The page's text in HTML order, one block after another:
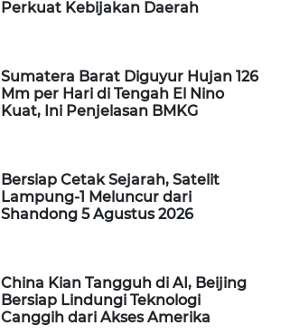
Perkuat Kebijakan Daerah
Sumatera Barat Diguyur Hujan 126
Mm per Hari di Tengah El Nino
Kuat, Ini Penjelasan BMKG
Bersiap Cetak Sejarah, Satelit
Lampung-1 Meluncur dari
Shandong 5 Agustus 2026
China Kian Tangguh di AI, Beijing
Bersiap Lindungi Teknologi
Canggih dari Akses Amerika